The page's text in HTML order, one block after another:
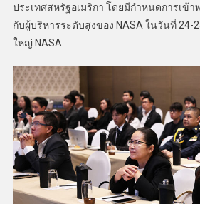
ประเทศสหรัฐอเมริกา โดยมีกำหนดการเข้
กับผู้บริหารระดับสูงของ NASA ในวันที่
ใหญ่ NASA